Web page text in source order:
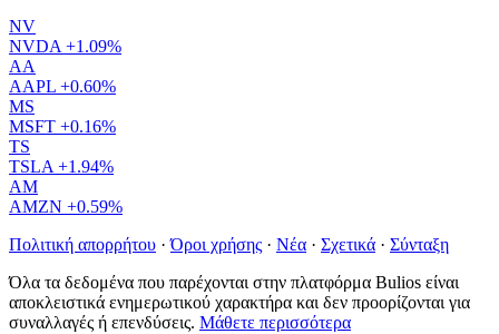
NV
NVDA +1.09%
AA
AAPL +0.60%
MS
MSFT +0.16%
TS
TSLA +1.94%
AM
AMZN +0.59%
Πολιτική απορρήτου · Όροι χρήσης · Νέα · Σχετικά · Σύνταξη
Όλα τα δεδομένα που παρέχονται στην πλατφόρμα Bulios είναι
αποκλειστικά ενημερωτικού χαρακτήρα και δεν προορίζονται για
συναλλαγές ή επενδύσεις. Μάθετε περισσότερα